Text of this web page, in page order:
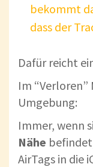
bekommt
dass der
Dafür reicht
Im “Verloren”
Umgebung:
Immer, wenn
Nähe
AirTags in die